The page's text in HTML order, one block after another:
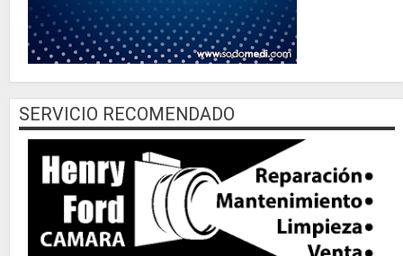
SERVICIO RECOMENDADO